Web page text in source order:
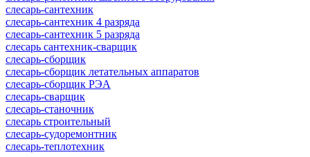
слесарь-сантехник
слесарь-сантехник 4 разряда
слесарь-сантехник 5 разряда
слесарь сантехник-сварщик
слесарь-сборщик
слесарь-сборщик летательных аппаратов
слесарь-сборщик РЭА
слесарь-сварщик
слесарь-станочник
слесарь строительный
слесарь-судоремонтник
слесарь-теплотехник